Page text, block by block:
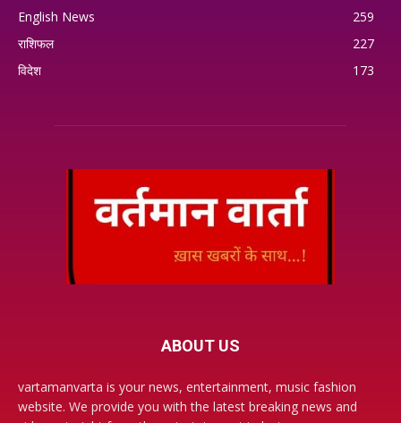
English News
259
राशिफल
227
विदेश
173
ABOUT US
vartamanvarta is your news, entertainment, music fashion
website. We provide you with the latest breaking news and